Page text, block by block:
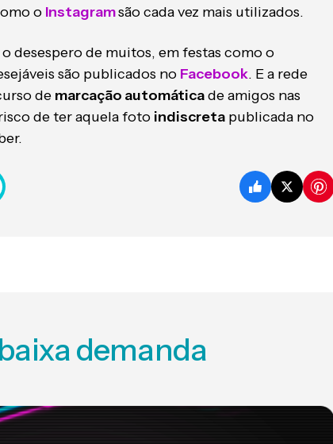
o Instagramsão cada vez mais utilizados.
o desespero de muitos, em festas como o
são publicados no Facebook. E a rede
de marcação automáticade amigos nas
de ter aquela foto indiscreta publicada no
demanda